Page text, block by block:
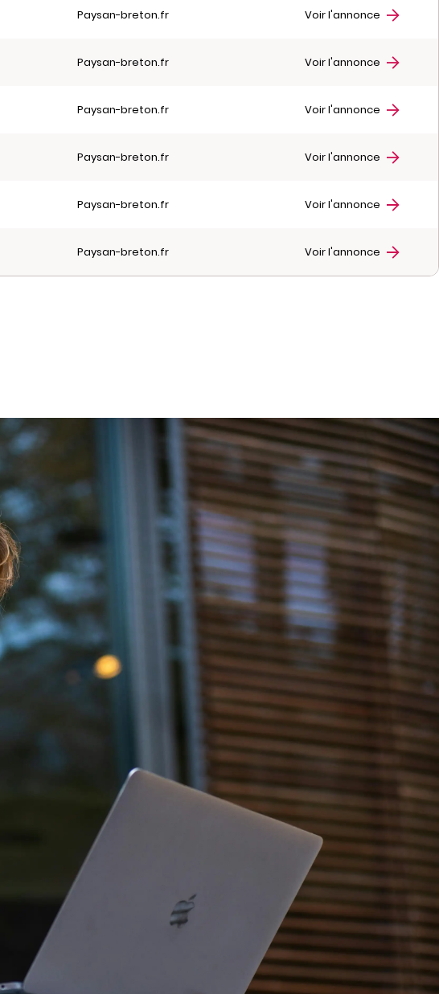
Paysan-breton.fr Voir l'annonce
Paysan-breton.fr Voir l'annonce
Paysan-breton.fr Voir l'annonce
Paysan-breton.fr Voir l'annonce
Paysan-breton.fr Voir l'annonce
Paysan-breton.fr Voir l'annonce